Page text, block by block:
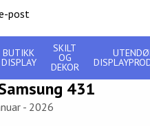
post
BUTIKK
DISPLAY
SKILT
OG
DEKOR
431
- 2026